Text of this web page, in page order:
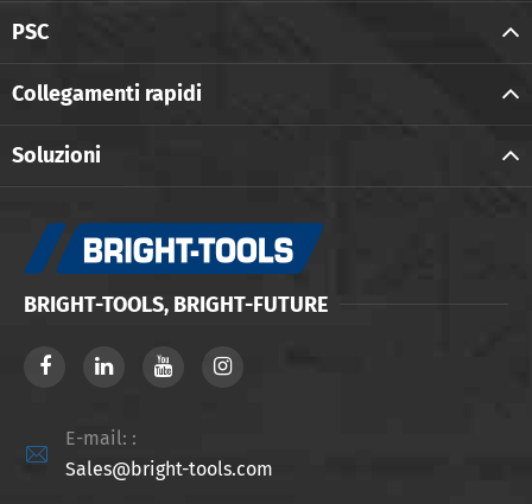
PSC
Collegamenti rapidi
Soluzioni
BRIGHT-TOOLS, BRIGHT-FUTURE

E-mail: :
Sales@bright-tools.com